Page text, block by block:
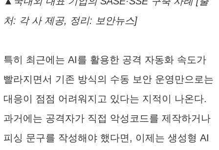
처: 각 사 제공, 정리: 보안뉴스]
특히 최근에는 AI를 활용한 공격 자동화 속도가
빨라지면서 기존 방식의 수동 보안 운영만으로는
대응이 점점 어려워지고 있다는 지적이 나온다.
과거에는 공격자가 직접 악성코드를 제작하거나
피싱 문구를 작성해야 했다면, 이제는 생성형 AI